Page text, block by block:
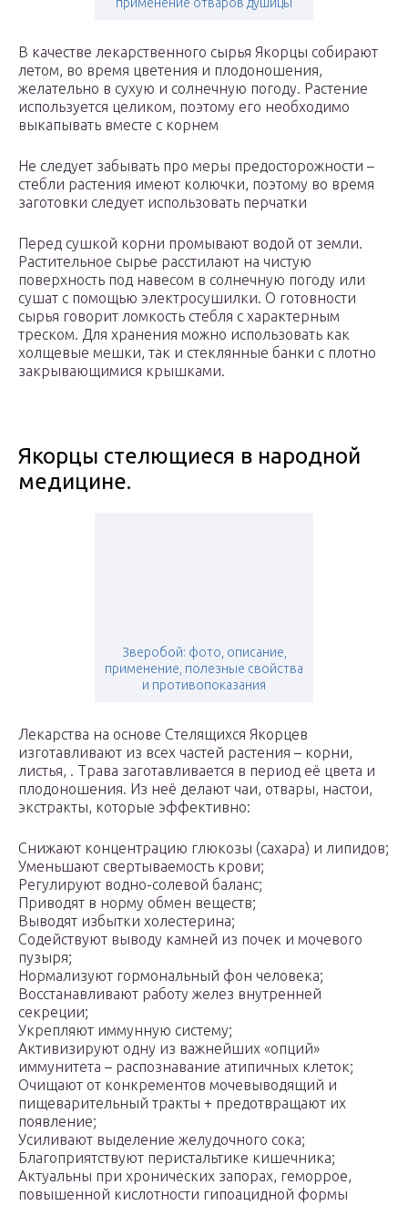
В качестве лекарственного сырья Якорцы собирают
летом, во время цветения и плодоношения,
желательно в сухую и солнечную погоду. Растение
используется целиком, поэтому его необходимо
выкапывать вместе с корнем
Не следует забывать про меры предосторожности –
стебли растения имеют колючки, поэтому во время
заготовки следует использовать перчатки
Перед сушкой корни промывают водой от земли.
Растительное сырье расстилают на чистую
поверхность под навесом в солнечную погоду или
сушат с помощью электросушилки. О готовности
сырья говорит ломкость стебля с характерным
треском. Для хранения можно использовать как
холщевые мешки, так и стеклянные банки с плотно
закрывающимися крышками.
Якорцы стелющиеся в народной
медицине.
Зверобой: фото, описание,
применение, полезные свойства
и противопоказания
Лекарства на основе Стелящихся Якорцев
изготавливают из всех частей растения – корни,
листья, . Трава заготавливается в период её цвета и
плодоношения. Из неё делают чаи, отвары, настои,
экстракты, которые эффективно:
Снижают концентрацию глюкозы (сахара) и липидов;
Уменьшают свертываемость крови;
Регулируют водно-солевой баланс;
Приводят в норму обмен веществ;
Выводят избытки холестерина;
Содействуют выводу камней из почек и мочевого
пузыря;
Нормализуют гормональный фон человека;
Восстанавливают работу желез внутренней
секреции;
Укрепляют иммунную систему;
Активизируют одну из важнейших «опций»
иммунитета – распознавание атипичных клеток;
Очищают от конкрементов мочевыводящий и
пищеварительный тракты + предотвращают их
появление;
Усиливают выделение желудочного сока;
Благоприятствуют перистальтике кишечника;
Актуальны при хронических запорах, геморрое,
повышенной кислотности гипоацидной формы